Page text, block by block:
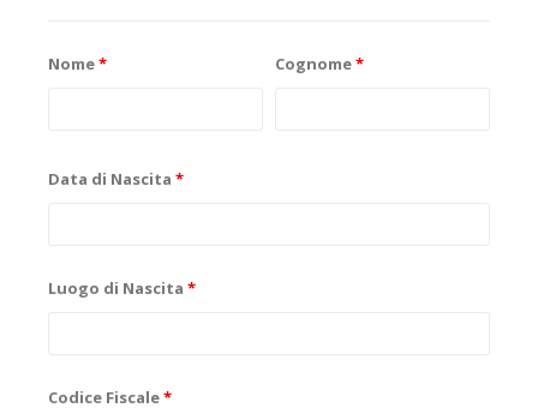
Nome* Cognome*
Data di Nascita *
Luogo di Nascita *
Codice Fiscale*